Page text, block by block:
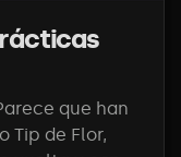
que han
Tip de Flor,